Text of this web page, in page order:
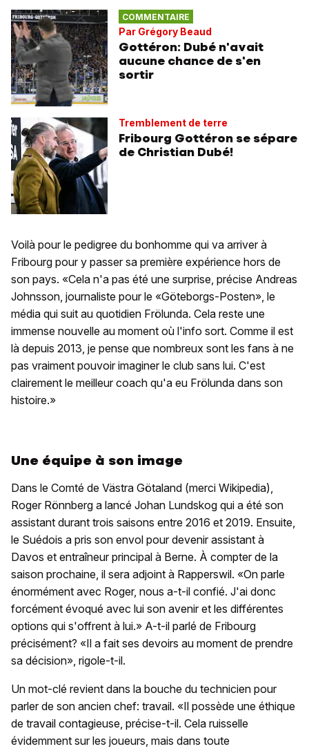
COMMENTAIRE
Par Grégory Beaud
Gottéron: Dubé n'avait
aucune chance de s'en
sortir
Tremblement de terre
Fribourg Gottéron se sépare
de Christian Dubé!
Voilà pour le pedigree du bonhomme qui va arriver à
Fribourg pour y passer sa première expérience hors de
son pays. «Cela n'a pas été une surprise, précise Andreas
Johnsson, journaliste pour le «Göteborgs-Posten», le
média qui suit au quotidien Frölunda. Cela reste une
immense nouvelle au moment où l'info sort. Comme il est
là depuis 2013, je pense que nombreux sont les fans à ne
pas vraiment pouvoir imaginer le club sans lui. C'est
clairement le meilleur coach qu'a eu Frölunda dans son
histoire.»
Une équipe à son image
Dans le Comté de Västra Götaland (merci Wikipedia),
Roger Rönnberg a lancé Johan Lundskog qui a été son
assistant durant trois saisons entre 2016 et 2019. Ensuite,
le Suédois a pris son envol pour devenir assistant à
Davos et entraîneur principal à Berne. À compter de la
saison prochaine, il sera adjoint à Rapperswil. «On parle
énormément avec Roger, nous a-t-il confié. J'ai donc
forcément évoqué avec lui son avenir et les différentes
options qui s'offrent à lui.» A-t-il parlé de Fribourg
précisément? «Il a fait ses devoirs au moment de prendre
sa décision», rigole-t-il.
Un mot-clé revient dans la bouche du technicien pour
parler de son ancien chef: travail. «Il possède une éthique
de travail contagieuse, précise-t-il. Cela ruisselle
évidemment sur les joueurs, mais dans toute